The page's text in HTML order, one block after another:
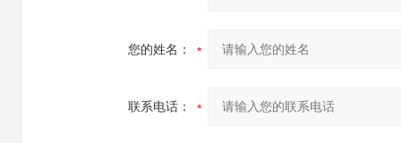
您的姓名：
联系电话：